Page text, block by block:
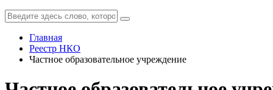
Главная
Реестр НКО
Частное образовательное учреждение